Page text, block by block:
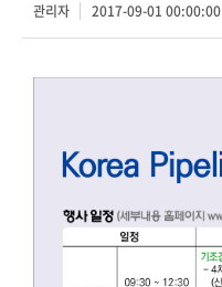
관리자 2017-09-01 00:00:00